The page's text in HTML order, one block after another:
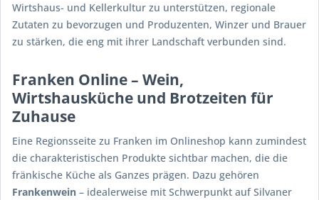
Wirtshaus- und Kellerkultur zu unterstützen, regionale
Zutaten zu bevorzugen und Produzenten, Winzer und Brauer
zu stärken, die eng mit ihrer Landschaft verbunden sind.
Franken Online – Wein,
Wirtshausküche und Brotzeiten für
Zuhause
Eine Regionsseite zu Franken im Onlineshop kann zumindest
die charakteristischen Produkte sichtbar machen, die die
fränkische Küche als Ganzes prägen. Dazu gehören
Frankenwein – idealerweise mit Schwerpunkt auf Silvaner